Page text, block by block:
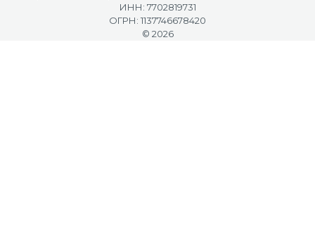
ИНН: 7702819731
ОГРН: 1137746678420
© 2026